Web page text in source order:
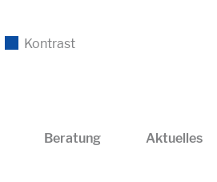
Kontrast
Beratung Aktuelles